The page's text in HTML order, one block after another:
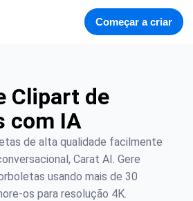
Começar a criar
Clipart de
com IA
de alta qualidade facilmente
Carat AI. Gere
usando mais de 30
os para resolução 4K.